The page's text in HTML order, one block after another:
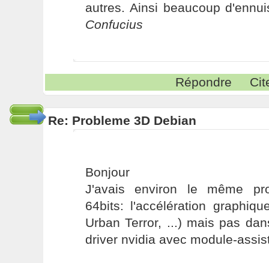
autres. Ainsi beaucoup
Confucius
Répondre
Re: Probleme 3D Debian
Bonjour
J'avais environ le même
64bits: l'accélération
Urban Terror, ...) mais pas
driver nvidia avec module-